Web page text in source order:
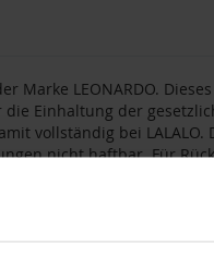
Marke LEONARDO.
Einhaltung der
vollständig bei
nicht haftbar. Für